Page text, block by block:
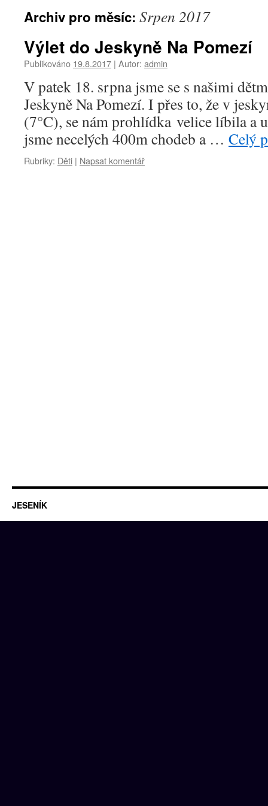
Archiv pro měsíc: Srpen 2017
Výlet do Jeskyně Na Pomezí
Publikováno 19.8.2017 | Autor: admin
V patek 18. srpna jsme se s našimi
Jeskyně Na Pomezí. I přes to, že v
(7°C), se nám prohlídka velice líbila a
jsme necelých 400m chodeb a … Celý
Rubriky: Děti | Napsat komentář
JESENÍK